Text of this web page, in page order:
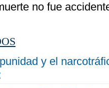
no fue
y el